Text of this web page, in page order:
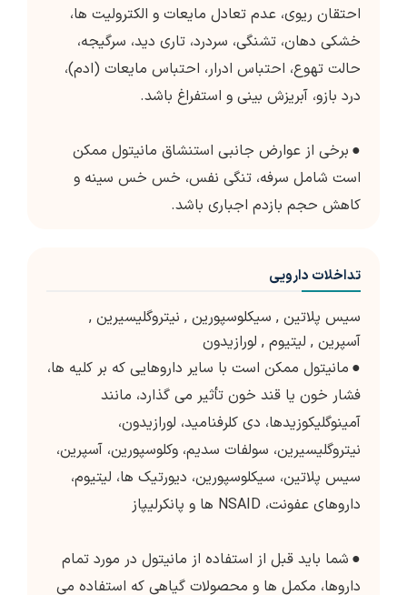
احتقان ریوی، عدم تعادل مایعات و الکترولیت ها،
خشکی دهان، تشنگی، سردرد، تاری دید، سرگیجه،
حالت تهوع، احتباس ادرار، احتباس مایعات (ادم)،
درد بازو، آبریزش بینی و استفراغ باشد.
● برخی از عوارض جانبی استنشاق مانیتول ممکن
است شامل سرفه، تنگی نفس، خس خس سینه و
کاهش حجم بازدم اجباری باشد.
تداخلات دارویی
سیس پلاتین , سیکلوسپورین , نیتروگلیسیرین ,
آسپرین , لیتیوم , لورازیدون
● مانیتول ممکن است با سایر داروهایی که بر کلیه ها،
فشار خون یا قند خون تأثیر می گذارد، مانند
آمینوگلیکوزیدها، دی کلرفنامید، لورازیدون،
نیتروگلیسیرین، سولفات سدیم، وکلوسپورین، آسپرین،
سیس پلاتین، سیکلوسپورین، دیورتیک ها، لیتیوم،
داروهای عفونت، NSAID ها و پانکرلیپاز
● شما باید قبل از استفاده از مانیتول در مورد تمام
داروها، مکمل ها و محصولات گیاهی که استفاده می